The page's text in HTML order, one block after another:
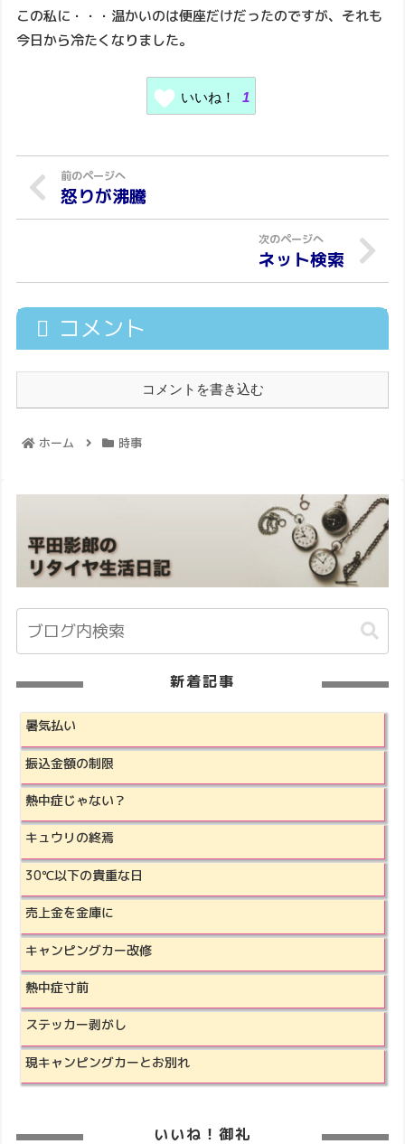
この私に・・・温かいのは便座だけだったのですが、それも
今日から冷たくなりました。
いいね！ 1
怒りが沸騰
ネット検索
コメント
コメントを書き込む
ホーム 時事
新着記事
暑気払い
振込金額の制限
熱中症じゃない？
キュウリの終焉
30℃以下の貴重な日
売上金を金庫に
キャンピングカー改修
熱中症寸前
ステッカー剥がし
現キャンピングカーとお別れ
いいね！御礼